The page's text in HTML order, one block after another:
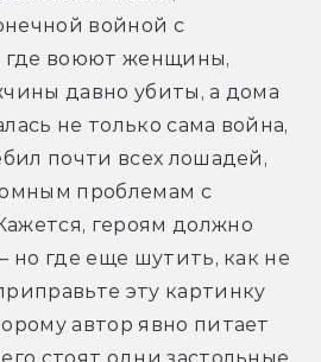
войной с
где воюют женщины,
давно убиты, а дома
не только сама война,
почти всех лошадей,
проблемам с
героям должно
но где еще шутить, как не
эту картинку
автор явно питает